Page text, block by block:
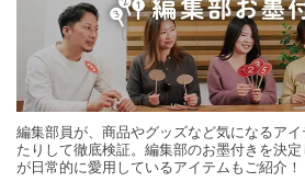
編集部員が、商品やグッズなど気になるア
たりして徹底検証。編集部のお墨付きを決
が日常的に愛用しているアイテムもご紹介！